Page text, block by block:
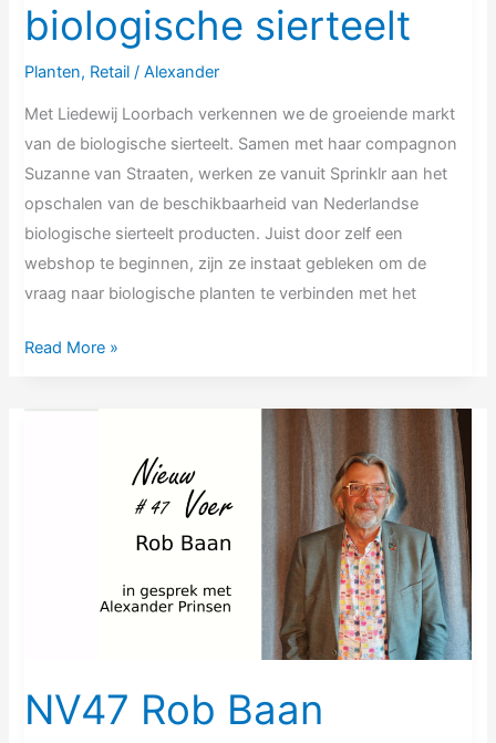
biologische sierteelt
Planten, Retail /Alexander
Met Liedewij Loorbach verkennen we de groeiende markt
van de biologische sierteelt. Samen met haar compagnon
Suzanne van Straaten, werken ze vanuit Sprinklr aan het
opschalen van de beschikbaarheid van Nederlandse
biologische sierteelt producten. Juist door zelf een
webshop te beginnen, zijn ze instaat gebleken om de
vraag naar biologische planten te verbinden met het
Read More »
NV47 Rob Baan